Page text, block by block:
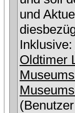
und
Inklusive:
Oldtimer